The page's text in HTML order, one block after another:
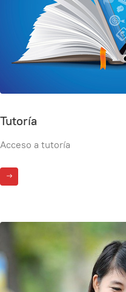
Tutoría
Acceso a tutoría